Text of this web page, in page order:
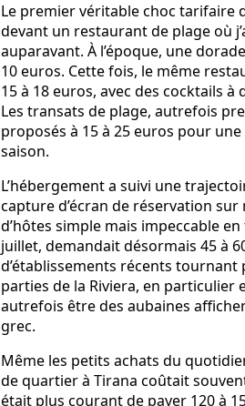
Le premier véritable choc tarifaire
devant un restaurant de plage où
auparavant. À l’époque, une
10 euros. Cette fois, le même
15 à 18 euros, avec des cocktails
Les transats de plage, autrefois
proposés à 15 à 25 euros pour
saison.
L’hébergement a suivi une
capture d’écran de réservation
d’hôtes simple mais impeccable
juillet, demandait désormais 45 à
d’établissements récents
parties de la Riviera, en
autrefois être des aubaines
grec.
Même les petits achats du
de quartier à Tirana coûtait
était plus courant de payer 120 à